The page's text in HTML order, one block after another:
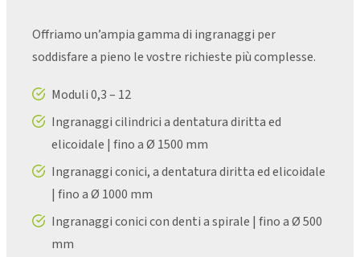
Offriamo un’ampia gamma di ingranaggi per
soddisfare a pieno le vostre richieste più complesse.
Moduli 0,3 – 12
Ingranaggi cilindrici a dentatura diritta ed
elicoidale | fino a Ø 1500 mm
Ingranaggi conici, a dentatura diritta ed elicoidale
| fino a Ø 1000 mm
Ingranaggi conici con denti a spirale | fino a Ø 500
mm